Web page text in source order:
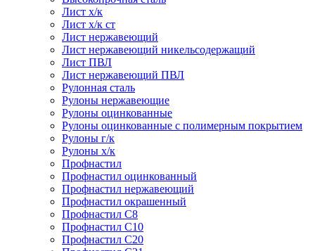
Лист х/к
Лист х/к ст
Лист нержавеющий
Лист нержавеющий никельсодержащий
Лист ПВЛ
Лист нержавеющий ПВЛ
Рулонная сталь
Рулоны нержавеющие
Рулоны оцинкованные
Рулоны оцинкованные с полимерным покрытием
Рулоны г/к
Рулоны х/к
Профнастил
Профнастил оцинкованный
Профнастил нержавеющий
Профнастил окрашенный
Профнастил С8
Профнастил С10
Профнастил С20